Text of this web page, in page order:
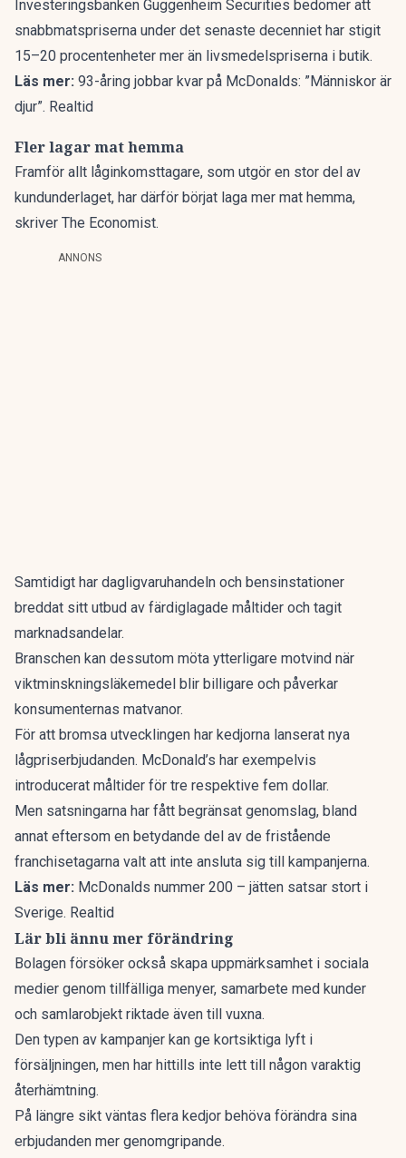
Investeringsbanken Guggenheim Securities bedömer att
snabbmatspriserna under det senaste decenniet har stigit
15–20 procentenheter mer än livsmedelspriserna i butik.
Läs mer: 93-åring jobbar kvar på McDonalds: ”Människor är
djur”. Realtid
Fler lagar mat hemma
Framför allt låginkomsttagare, som utgör en stor del av
kundunderlaget, har därför börjat laga mer mat hemma,
skriver The Economist.
ANNONS
Samtidigt har dagligvaruhandeln och bensinstationer
breddat sitt utbud av färdiglagade måltider och tagit
marknadsandelar.
Branschen kan dessutom möta ytterligare motvind när
viktminskningsläkemedel blir billigare och påverkar
konsumenternas matvanor.
För att bromsa utvecklingen har kedjorna lanserat nya
lågpriserbjudanden. McDonald’s har exempelvis
introducerat måltider för tre respektive fem dollar.
Men satsningarna har fått begränsat genomslag, bland
annat eftersom en betydande del av de fristående
franchisetagarna valt att inte ansluta sig till kampanjerna.
Läs mer: McDonalds nummer 200 – jätten satsar stort i
Sverige. Realtid
Lär bli ännu mer förändring
Bolagen försöker också skapa uppmärksamhet i sociala
medier genom tillfälliga menyer, samarbete med kunder
och samlarobjekt riktade även till vuxna.
Den typen av kampanjer kan ge kortsiktiga lyft i
försäljningen, men har hittills inte lett till någon varaktig
återhämtning.
På längre sikt väntas flera kedjor behöva förändra sina
erbjudanden mer genomgripande.